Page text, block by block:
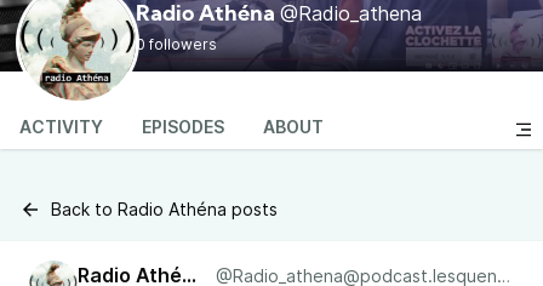
Radio Athéna @Radio_athena
0 followers
ACTIVITY EPISODES ABOUT
Back to Radio Athéna posts
Radio Athéna @Radio_athena@podcast.lesquen.fr